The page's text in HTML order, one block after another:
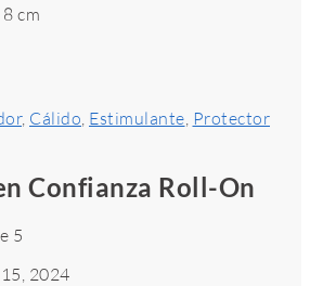
cm
, Cálido Estimulante Protector
Confianza Roll-On
5
2024